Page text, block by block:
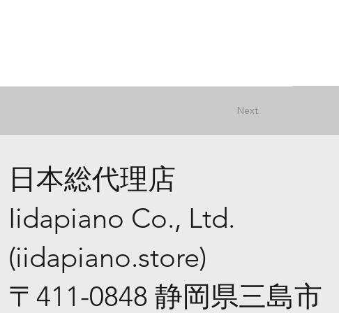
Next
日本総代理店
Iidapiano Co., Ltd.
(iidapiano.store)
​〒411-0848 静岡県三島市